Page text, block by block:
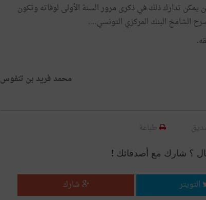
يمكن تدارك ذلك في ذكرى مرور السنة الأولى لوفاته وتكون
الشامخ البنك المركزي التونسي....
محمد فريد بن تنفوس
طباعة
؟ شارك مع أصدقائك !
التويتر شارك